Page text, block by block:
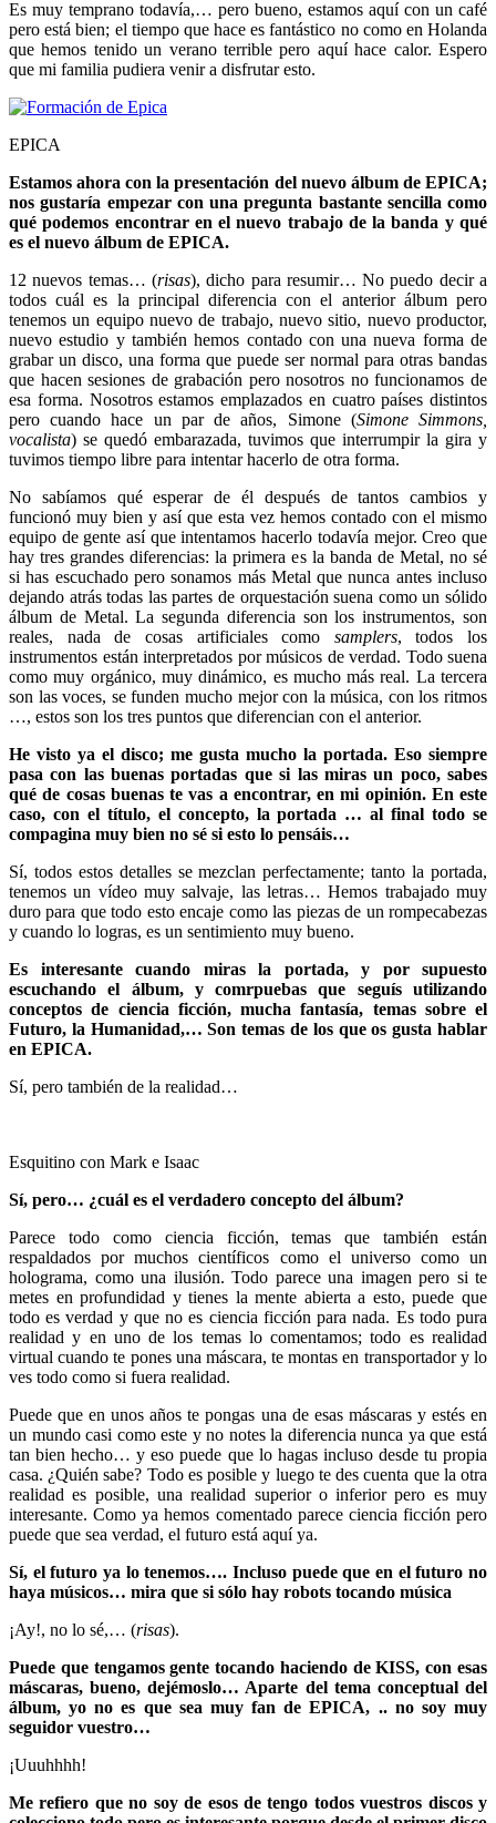
Es muy temprano todavía,… pero bueno, estamos aquí con un café
pero está bien; el tiempo que hace es fantástico no como en Holanda
que hemos tenido un verano terrible pero aquí hace calor. Espero
que mi familia pudiera venir a disfrutar esto.
EPICA
Estamos ahora con la presentación del nuevo álbum de EPICA;
nos gustaría empezar con una pregunta bastante sencilla como
qué podemos encontrar en el nuevo trabajo de la banda y qué
es el nuevo álbum de EPICA.
12 nuevos temas… (risas), dicho para resumir… No puedo decir a
todos cuál es la principal diferencia con el anterior álbum pero
tenemos un equipo nuevo de trabajo, nuevo sitio, nuevo productor,
nuevo estudio y también hemos contado con una nueva forma de
grabar un disco, una forma que puede ser normal para otras bandas
que hacen sesiones de grabación pero nosotros no funcionamos de
esa forma. Nosotros estamos emplazados en cuatro países distintos
pero cuando hace un par de años, Simone (Simone Simmons,
vocalista) se quedó embarazada, tuvimos que interrumpir la gira y
tuvimos tiempo libre para intentar hacerlo de otra forma.
No sabíamos qué esperar de él después de tantos cambios y
funcionó muy bien y así que esta vez hemos contado con el mismo
equipo de gente así que intentamos hacerlo todavía mejor. Creo que
hay tres grandes diferencias: la primera es la banda de Metal, no sé
si has escuchado pero sonamos más Metal que nunca antes incluso
dejando atrás todas las partes de orquestación suena como un sólido
álbum de Metal. La segunda diferencia son los instrumentos, son
reales, nada de cosas artificiales como samplers, todos los
instrumentos están interpretados por músicos de verdad. Todo suena
como muy orgánico, muy dinámico, es mucho más real. La tercera
son las voces, se funden mucho mejor con la música, con los ritmos
…, estos son los tres puntos que diferencian con el anterior.
He visto ya el disco; me gusta mucho la portada. Eso siempre
pasa con las buenas portadas que si las miras un poco, sabes
qué de cosas buenas te vas a encontrar, en mi opinión. En este
caso, con el título, el concepto, la portada … al final todo se
compagina muy bien no sé si esto lo pensáis…
Sí, todos estos detalles se mezclan perfectamente; tanto la portada,
tenemos un vídeo muy salvaje, las letras… Hemos trabajado muy
duro para que todo esto encaje como las piezas de un rompecabezas
y cuando lo logras, es un sentimiento muy bueno.
Es interesante cuando miras la portada, y por supuesto
escuchando el álbum, y comrpuebas que seguís utilizando
conceptos de ciencia ficción, mucha fantasía, temas sobre el
Futuro, la Humanidad,… Son temas de los que os gusta hablar
en EPICA.
Sí, pero también de la realidad…
Esquitino con Mark e Isaac
Sí, pero… ¿cuál es el verdadero concepto del álbum?
Parece todo como ciencia ficción, temas que también están
respaldados por muchos científicos como el universo como un
holograma, como una ilusión. Todo parece una imagen pero si te
metes en profundidad y tienes la mente abierta a esto, puede que
todo es verdad y que no es ciencia ficción para nada. Es todo pura
realidad y en uno de los temas lo comentamos; todo es realidad
virtual cuando te pones una máscara, te montas en transportador y lo
ves todo como si fuera realidad.
Puede que en unos años te pongas una de esas máscaras y estés en
un mundo casi como este y no notes la diferencia nunca ya que está
tan bien hecho… y eso puede que lo hagas incluso desde tu propia
casa. ¿Quién sabe? Todo es posible y luego te des cuenta que la otra
realidad es posible, una realidad superior o inferior pero es muy
interesante. Como ya hemos comentado parece ciencia ficción pero
puede que sea verdad, el futuro está aquí ya.
Sí, el futuro ya lo tenemos…. Incluso puede que en el futuro no
haya músicos… mira que si sólo hay robots tocando música
¡Ay!, no lo sé,… (risas).
Puede que tengamos gente tocando haciendo de KISS, con esas
máscaras, bueno, dejémoslo… Aparte del tema conceptual del
álbum, yo no es que sea muy fan de EPICA, .. no soy muy
seguidor vuestro…
¡Uuuhhhh!
Me refiero que no soy de esos de tengo todos vuestros discos y